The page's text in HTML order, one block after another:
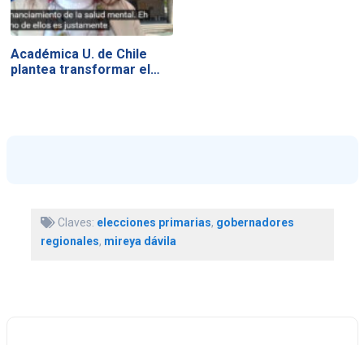
Académica U. de Chile
plantea transformar el…
Claves: elecciones primarias, gobernadores
regionales, mireya dávila